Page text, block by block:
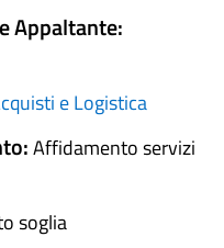
Appaltante:
e Logistica
Affidamento servizi
soglia